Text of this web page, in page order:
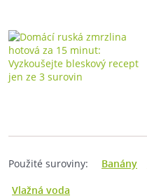
Použité suroviny: Banány
Vlažná voda